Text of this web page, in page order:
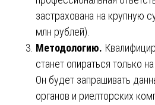
застрахована на крупную
млн рублей).
Методологию.
станет опираться только
Он будет запрашивать
органов и риелторских